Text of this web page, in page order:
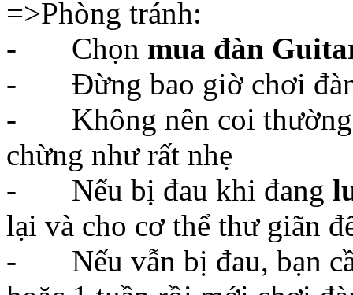
- Không nên coi thường
chừng như rất nhẹ
- Nếu bị đau khi đang
lại và cho cơ thể thư giãn
- Nếu vẫn bị đau, bạn
hoặc 1 tuần rồi mới chơi
- Nhớ đến bác sĩ nếu
6. Không được ngủ đủ